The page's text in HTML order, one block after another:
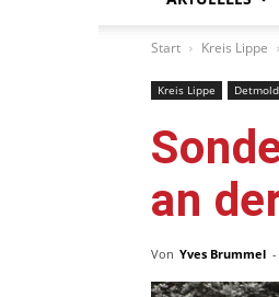
Start Kreis Lippe
Kreis Lippe Detmold
an
Von Yves Brummel -